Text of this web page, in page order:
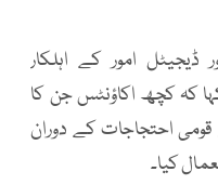
ڈیجیٹل امور کے اہلکار
کہ کچھ اکاؤنٹس جن کا
قومی احتجاجات کے دوران
کیا۔